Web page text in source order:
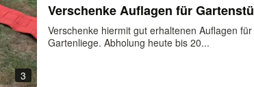
3
Verschenke Auflagen für
Verschenke hiermit gut erhaltenen Auflagen
Gartenliege. Abholung heute bis 20...